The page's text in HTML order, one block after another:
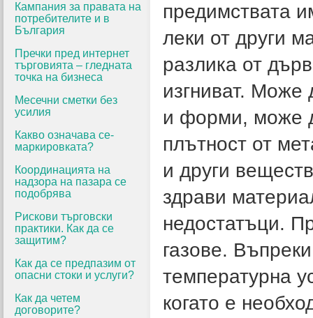
Кампания за правата на
потребителите и в
България
Пречки пред интернет
търговията – гледната
точка на бизнеса
Месечни сметки без
усилия
Какво означава се-
маркировката?
Координацията на
надзора на пазара се
подобрява
Рискови търговски
практики. Как да се
защитим?
Как да се предпазим от
опасни стоки и услуги?
Как да четем
договорите?
предимствата
леки от други
разлика от
изгниват. Може
и форми, може
плътност от
и други
здрави
недостатъци.
газове.
температурна
когато е